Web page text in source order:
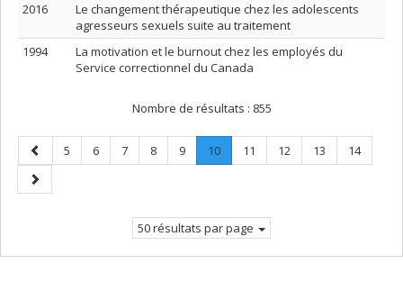
2016
Le changement thérapeutique chez les adolescents
agresseurs sexuels suite au traitement
1994
La motivation et le burnout chez les employés du
Service correctionnel du Canada
Nombre de résultats : 855
Page
précédente
Page
5 Page
6 Page
7 Page
8 Page
9 Page
10.
Page
Page
11 Page
12 Page
13 Page
14
Page
suivante
50 résultats par page